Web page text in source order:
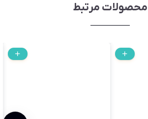
محصولات مرتبط